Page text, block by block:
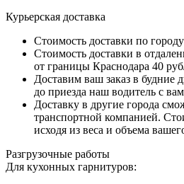
Курьерская доставка
Стоимость доставки по
Стоимость доставки в
от границы Краснодара 40
Доставим ваш заказ в будние
до приезда наш водитель с
Доставку в другие города
транспортной компанией.
исходя из веса и объема
Разгрузочные работы
Для кухонных гарнитуров: